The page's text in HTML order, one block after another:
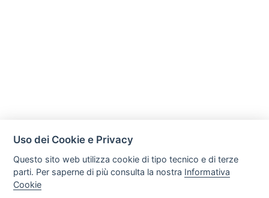
Uso dei Cookie e Privacy
Questo sito web utilizza cookie di tipo tecnico e di terze
parti. Per saperne di più consulta la nostra Informativa
Cookie